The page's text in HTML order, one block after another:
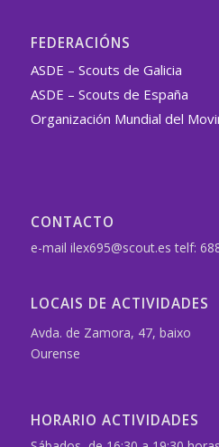
FEDERACIÓNS
ASDE – Scouts de Galicia
ASDE – Scouts de España
Organización Mundial del
CONTACTO
e-mail ilex695@scout.es telf:
LOCAIS DE ACTIVIDADES
Avda. de Zamora, 47, baixo
Ourense
HORARIO ACTIVIDADES